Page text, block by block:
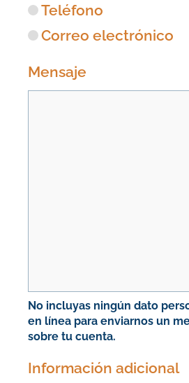
Teléfono
Correo electrónico
Mensaje
No incluyas ningún dato
en línea para enviarnos un
sobre tu cuenta.
Información adicional